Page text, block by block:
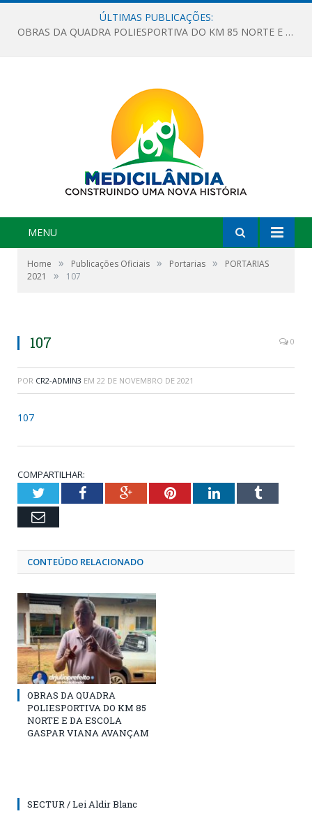
ÚLTIMAS PUBLICAÇÕES:
OBRAS DA QUADRA POLIESPORTIVA DO KM 85 NORTE E DA ESCOLA GASPAR VIANA AVANÇAM
MENU
Home » Publicações Oficiais » Portarias »
PORTARIAS
2021
» 107
107 0
POR CR2-ADMIN3 EM 22 DE NOVEMBRO DE 2021
107
COMPARTILHAR:
TwitterFacebookGoogle+PinterestLinkedInTumblr
Email
CONTEÚDO RELACIONADO
OBRAS DA QUADRA
POLIESPORTIVA DO KM 85
NORTE E DA ESCOLA
GASPAR VIANA AVANÇAM
SECTUR / Lei Aldir Blanc